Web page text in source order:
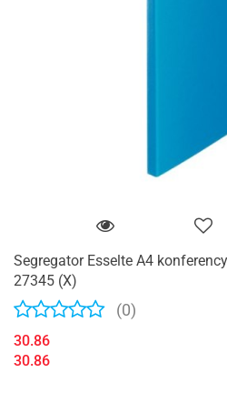
Segregator Esselte A4
27345 (X)
(0)
30.86
30.86